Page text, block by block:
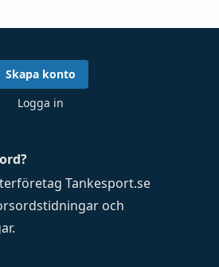
Tankesport.se
och
.
Skapa konto
Logga in